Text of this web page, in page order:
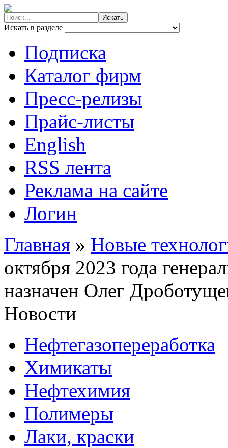
Искать в разделе
Подписка
Каталог фирм
Пресс-релизы
Прайс-листы
English
RSS лента
Реклама на сайте
Логин
Главная » Новые
октября 2023 года
назначен Олег
Новости
Нефтегазопереработка
Химикаты
Нефтехимия
Полимеры
Лаки, краски